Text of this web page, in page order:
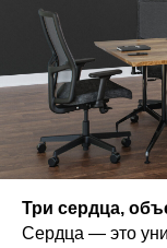
Три сердца,
Сердца — это